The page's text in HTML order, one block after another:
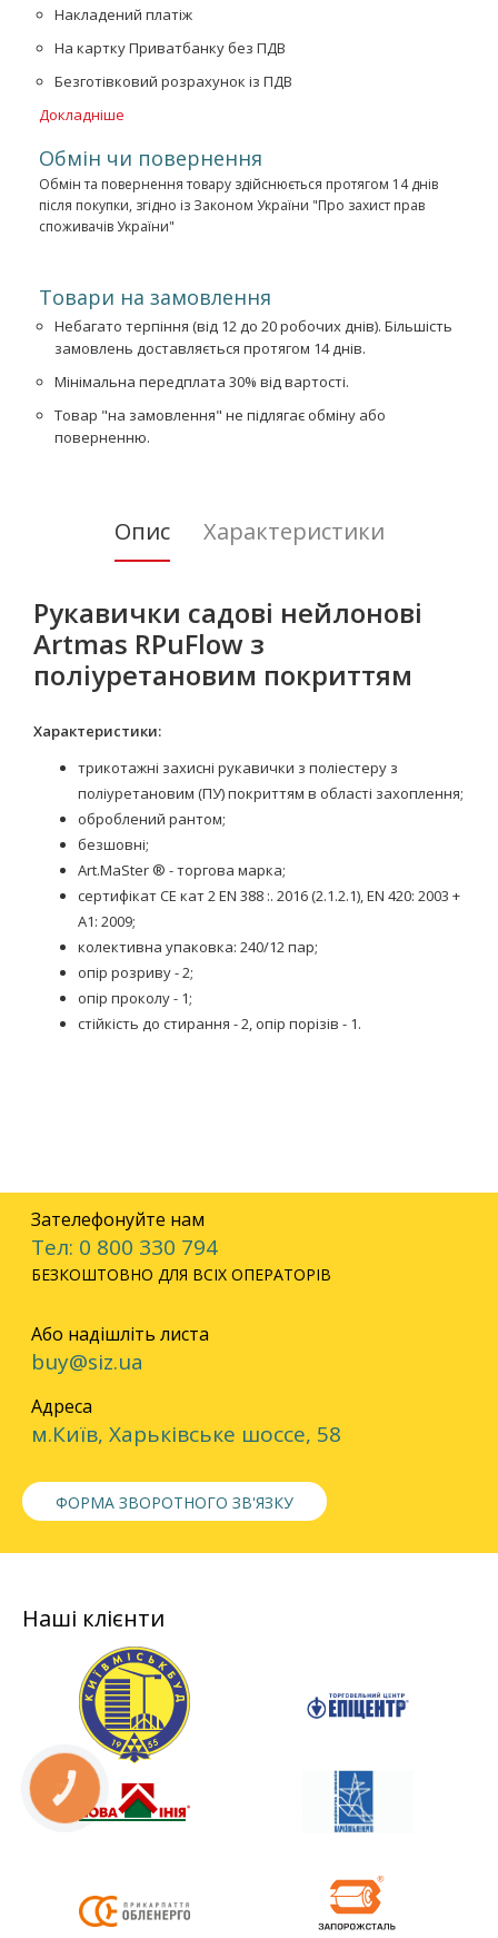
Накладений платіж
На картку Приватбанку без ПДВ
Безготівковий розрахунок із ПДВ
Докладніше
Обмін чи повернення
Обмін та повернення товару здійснюється протягом 14 днів
після покупки, згідно із Законом України "Про захист прав
споживачів України"
Товари на замовлення
Небагато терпіння (від 12 до 20 робочих днів). Більшість
замовлень доставляється протягом 14 днів.
Мінімальна передплата 30% від вартості.
Товар "на замовлення" не підлягає обміну або
поверненню.
Опис Характеристики
Рукавички садові нейлонові
Artmas RPuFlow з
поліуретановим покриттям
Характеристики:
трикотажні захисні рукавички з поліестеру з
поліуретановим (ПУ) покриттям в області захоплення;
оброблений рантом;
безшовні;
Art.MaSter ® - торгова марка;
сертифікат CE кат 2 EN 388 :. 2016 (2.1.2.1), EN 420: 2003 +
A1: 2009;
колективна упаковка: 240/12 пар;
опір розриву - 2;
опір проколу - 1;
стійкість до стирання - 2, опір порізів - 1.
Зателефонуйте нам
Тел: 0 800 330 794
БЕЗКОШТОВНО ДЛЯ ВСІХ ОПЕРАТОРІВ
Або надішліть листа
buy@siz.ua
Адреса
м.Київ, Харьківське шоссе, 58
ФОРМА ЗВОРОТНОГО ЗВ'ЯЗКУ
Наші клієнти
КНОПКА
СВЯЗИ